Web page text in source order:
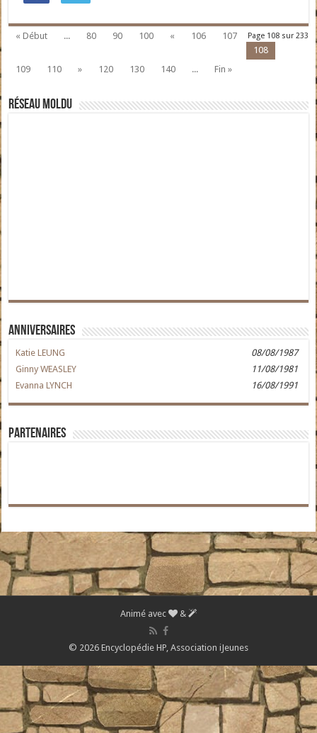
Page 108 sur 233
« Début ... 80 90 100 « 106
107
108
109
110 » 120 130 140 ... Fin »
Réseau moldu
Anniversaires
Katie LEUNG
08/08/1987
Ginny WEASLEY
11/08/1981
Evanna LYNCH
16/08/1991
Partenaires
Animé avec &
© 2026 Encyclopédie HP, Association iJeunes